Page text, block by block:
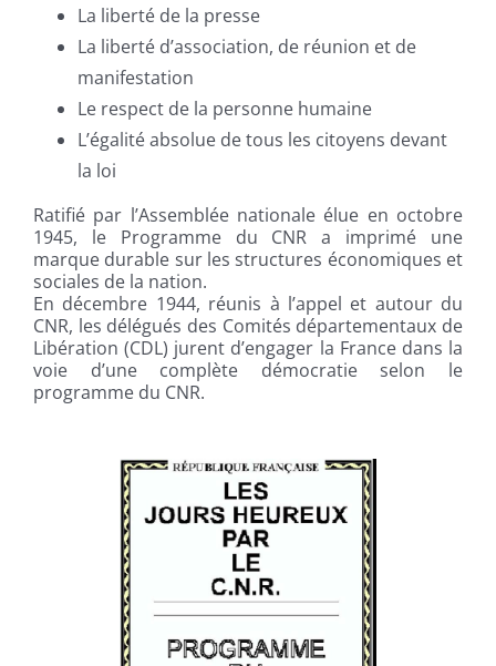
La liberté de la presse
La liberté d’association, de réunion et de
manifestation
Le respect de la personne humaine
L’égalité absolue de tous les citoyens devant
la loi
Ratifié par l’Assemblée nationale élue en octobre
1945, le Programme du CNR a imprimé une
marque durable sur les structures économiques et
sociales de la nation.
En décembre 1944, réunis à l’appel et autour du
CNR, les délégués des Comités départementaux de
Libération (CDL) jurent d’engager la France dans la
voie d’une complète démocratie selon le
programme du CNR.